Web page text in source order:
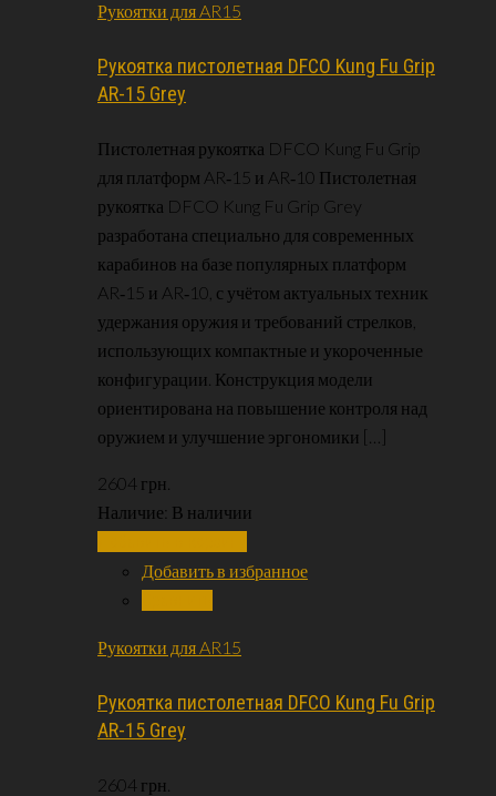
Рукоятки для AR15
Рукоятка пистолетная DFCO Kung Fu Grip
AR-15 Grey
Пистолетная рукоятка DFCO Kung Fu Grip
для платформ AR‑15 и AR‑10 Пистолетная
рукоятка DFCO Kung Fu Grip Grey
разработана специально для современных
карабинов на базе популярных платформ
AR‑15 и AR‑10, с учётом актуальных техник
удержания оружия и требований стрелков,
использующих компактные и укороченные
конфигурации. Конструкция модели
ориентирована на повышение контроля над
оружием и улучшение эргономики […]
2604 грн.
Наличие: В наличии
Добавить в избранное
Рукоятки для AR15
Рукоятка пистолетная DFCO Kung Fu Grip
AR-15 Grey
2604 грн.